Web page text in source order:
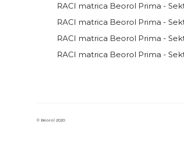
RACI matrica Beorol Prima -
RACI matrica Beorol Prima -
RACI matrica Beorol Prima -
RACI matrica Beorol Prima -
© Beorol 2020